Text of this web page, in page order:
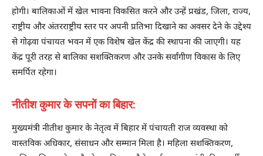
होगी। बालिकाओं में खेल भावना विकसित करने और उन्हें प्रखंड, जिला, राज्य,
राष्ट्रीय और अंतरराष्ट्रीय स्तर पर अपनी प्रतिभा दिखाने का अवसर देने के उद्देश्य
से गोढ़वा पंचायत भवन में एक विशेष खेल केंद्र की स्थापना की जाएगी। यह
केंद्र पूरी तरह से बालिका सशक्तिकरण और उनके सर्वांगीण विकास के लिए
समर्पित रहेगा।
नीतीश कुमार के सपनों का बिहार:
मुख्यमंत्री नीतीश कुमार के नेतृत्व में बिहार में पंचायती राज व्यवस्था को
वास्तविक अधिकार, संसाधन और सम्मान मिला है। महिला सशक्तिकरण,